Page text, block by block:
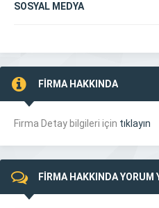
SOSYAL MEDYA
FİRMA HAKKINDA
Firma Detay bilgileri için tıklayın
FİRMA HAKKINDA YORUM